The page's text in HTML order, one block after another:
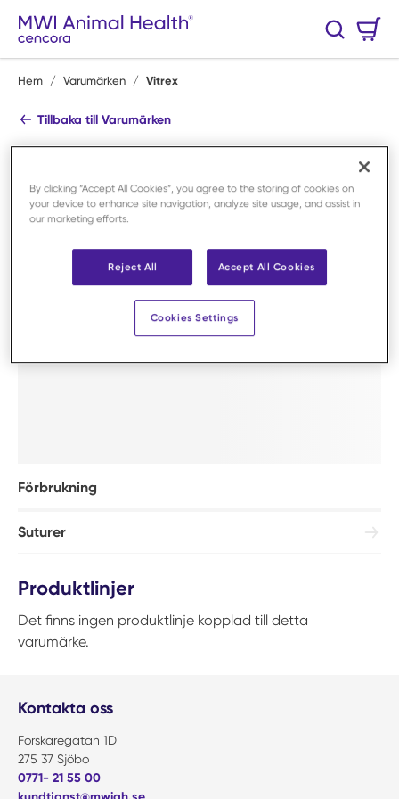
Hoppa till huvudinnehåll
Sök
Hem / Varumärken / Vitrex
Tillbaka till Varumärken
Vitrex Handla alla produkter
Handla efter kategori
Förbrukning
Suturer
Produktlinjer
Det finns ingen produktlinje kopplad till detta
varumärke.
Kontakta oss
Forskaregatan 1D
275 37 Sjöbo
0771- 21 55 00
By clicking “Accept All Cookies”, you agree to the storing of cookies on
your device to enhance site navigation, analyze site usage, and assist in
our marketing efforts.
Reject All Accept All Cookies
Cookies Settings